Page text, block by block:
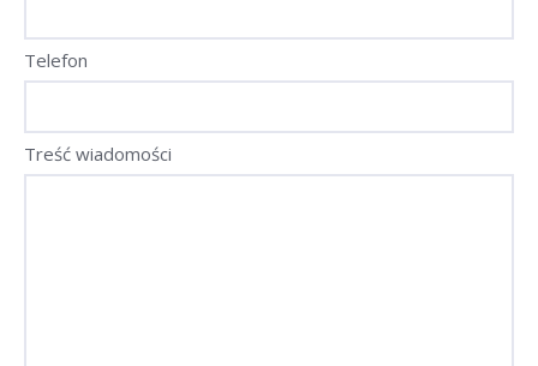
Telefon
Treść wiadomości